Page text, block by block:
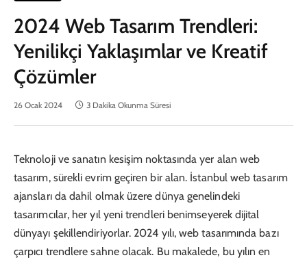
2024 Web Tasarım Trendleri:
Yenilikçi Yaklaşımlar ve Kreatif
Çözümler
26 Ocak 2024 3 Dakika Okunma Süresi
Teknoloji ve sanatın kesişim noktasında yer alan web
tasarım, sürekli evrim geçiren bir alan. İstanbul web tasarım
ajansları da dahil olmak üzere dünya genelindeki
tasarımcılar, her yıl yeni trendleri benimseyerek dijital
dünyayı şekillendiriyorlar. 2024 yılı, web tasarımında bazı
çarpıcı trendlere sahne olacak. Bu makalede, bu yılın en